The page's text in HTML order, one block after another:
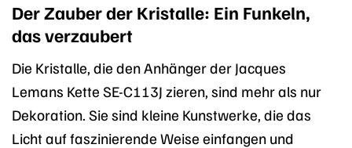
Der Zauber der Kristalle: Ein Funkeln,
das verzaubert
Die Kristalle, die den Anhänger der Jacques
Lemans Kette SE-C113J zieren, sind mehr als nur
Dekoration. Sie sind kleine Kunstwerke, die das
Licht auf faszinierende Weise einfangen und